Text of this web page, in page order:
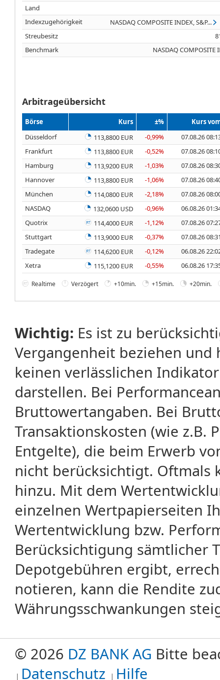
Land
Indexzugehörigkeit
NASDAQ COMPOSITE INDEX, S&P...
Streubesitz
Benchmark
NASDAQ COMPOSITE
Arbitrageübersicht
Börse Kurs ±%
Kurs
Düsseldorf
113,8800 EUR -0,99%
07.08.26
Frankfurt
113,8800 EUR -0,52%
07.08.26
Hamburg
113,9200 EUR -1,03%
07.08.26
Hannover
113,8800 EUR -1,06%
07.08.26
München
114,0800 EUR -2,18%
07.08.26
NASDAQ
132,0600 USD -0,96%
06.08.26
Quotrix
114,4000 EUR -1,12%
07.08.26
Stuttgart
113,9000 EUR -0,37%
07.08.26
Tradegate
114,6200 EUR -0,12%
06.08.26
Xetra
115,1200 EUR -0,55% 06.08.26
Realtime Verzögert +10min. +15min. +20min.
Wichtig: Es ist zu
Vergangenheit beziehen
keinen verlässlichen
darstellen. Bei
Bruttowertangaben. Bei
Transaktionskosten (wie z.B.
Entgelte), die beim Erwerb
nicht berücksichtigt. Oftmals
hinzu. Mit dem
einzelnen Wertpapierseiten
Wertentwicklung bzw.
Berücksichtigung sämtlicher
Depotgebühren ergibt,
notieren, kann die Rendite
Währungsschwankungen
© 2026 DZ BANK AG Bitte
Datenschutz Hilfe